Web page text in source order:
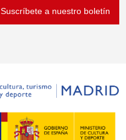
Suscríbete a nuestro boletín